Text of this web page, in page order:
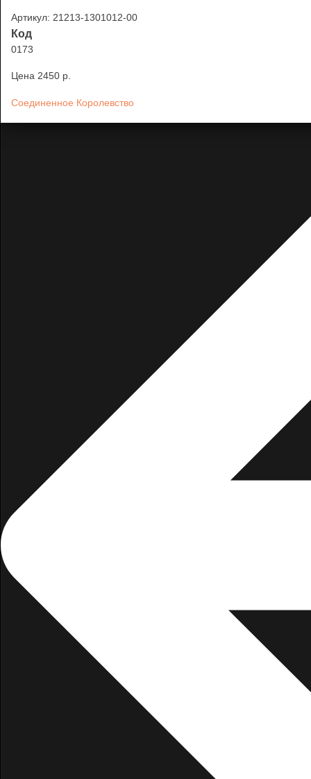
Артикул: 21213-1301012-00
Код
0173
Цена 2450 p.
Соединенное Королевство